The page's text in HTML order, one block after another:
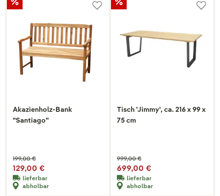
Akazienholz-Bank
"Santiago"
199,00 €
129,00 €
lieferbar
abholbar
Tisch 'Jimmy', ca. 216 x 99 x
75 cm
999,00 €
699,00 €
lieferbar
abholbar